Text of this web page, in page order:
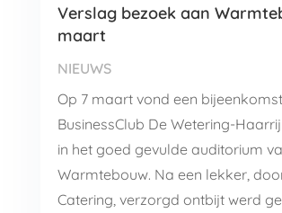
Verslag bezoek aan
maart
NIEUWS
Op 7 maart vond een
BusinessClub De Wetering-
in het goed gevulde auditorium
Warmtebouw. Na een lekker,
Catering, verzorgd ontbijt werd